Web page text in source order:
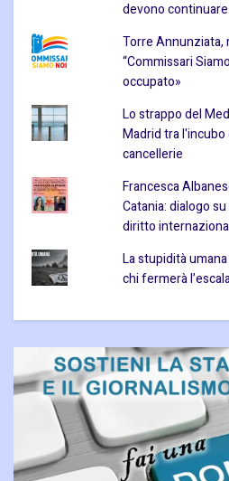
devono continuare
Torre Annunziata,
“Commissari
occupato»
Lo strappo del
Madrid tra l'incubo
cancellerie
Francesca
Catania: dialogo
diritto
La stupidità
chi fermerà